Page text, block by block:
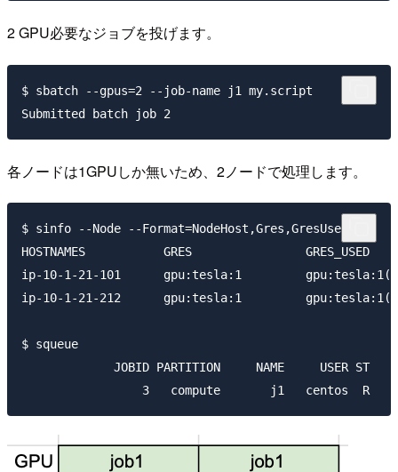
2 GPU必要なジョブを投げます。
$ sbatch --gpus=2 --job-name j1 my.script
各ノードは1GPUしか無いため、2ノードで処理します。
$ sinfo --Node --Format=NodeHost,Gres,GresUsed
HOSTNAMES           GRES                GRES_USED
ip-10-1-21-101      gpu:tesla:1
ip-10-1-21-212      gpu:tesla:1
$ squeue
JOBID PARTITION     NAME     USER ST